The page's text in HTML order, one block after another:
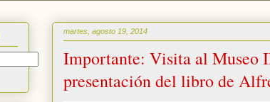
martes, agosto 19, 2014
Importante: Visita al Museo
presentación del libro de